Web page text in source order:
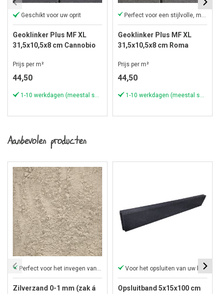
Geschikt voor uw oprit
Geoklinker Plus MF XL
31,5x10,5x8 cm Cannobio
Prijs per m²
44,50
Perfect voor een stijlvolle, moderne oprit!
Geoklinker Plus MF XL
31,5x10,5x8 cm Roma
Prijs per m²
44,50
Aanbevolen producten
Perfect voor het invegen van uw bestrating.
Zilverzand 0-1 mm (zak á
Voor het opsluiten van uw bestrating
Opsluitband 5x15x100 cm